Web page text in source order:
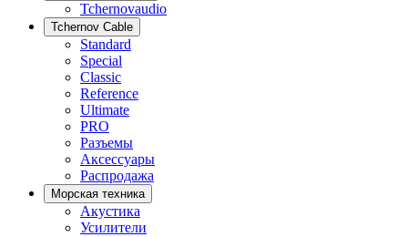
Tchernovaudio
Tchernov Cable
Standard
Special
Classic
Reference
Ultimate
PRO
Разъемы
Аксессуары
Распродажа
Морская техника
Акустика
Усилители